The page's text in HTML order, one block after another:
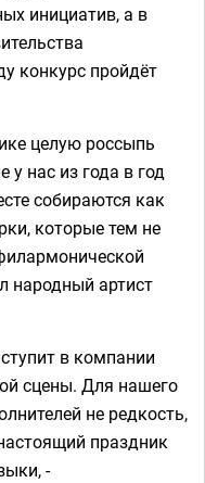
инициатив, а в
конкурс пройдёт
целую россыпь
у нас из года в год
собираются как
которые тем не
народный артист
в компании
сцены. Для нашего
не редкость,
праздник
-